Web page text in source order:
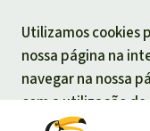
Utilizamos cookies
nossa página na
navegar na nossa
com a utilização de